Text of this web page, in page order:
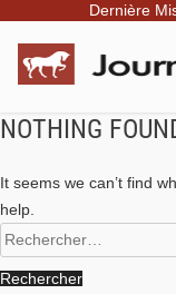
Dernière
NOTHING
It seems we can’t find
help.
Rechercher :